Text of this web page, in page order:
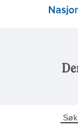
Søk